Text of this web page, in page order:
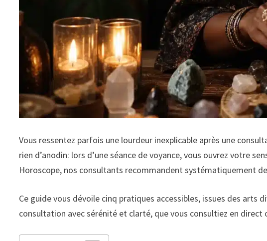
Vous ressentez parfois une lourdeur inexplicable après une
rien d’anodin: lors d’une séance de voyance, vous ouvrez votre
Horoscope, nos consultants recommandent systématiquement
Ce guide vous dévoile cinq pratiques accessibles, issues des
consultation avec sérénité et clarté, que vous consultiez en direct